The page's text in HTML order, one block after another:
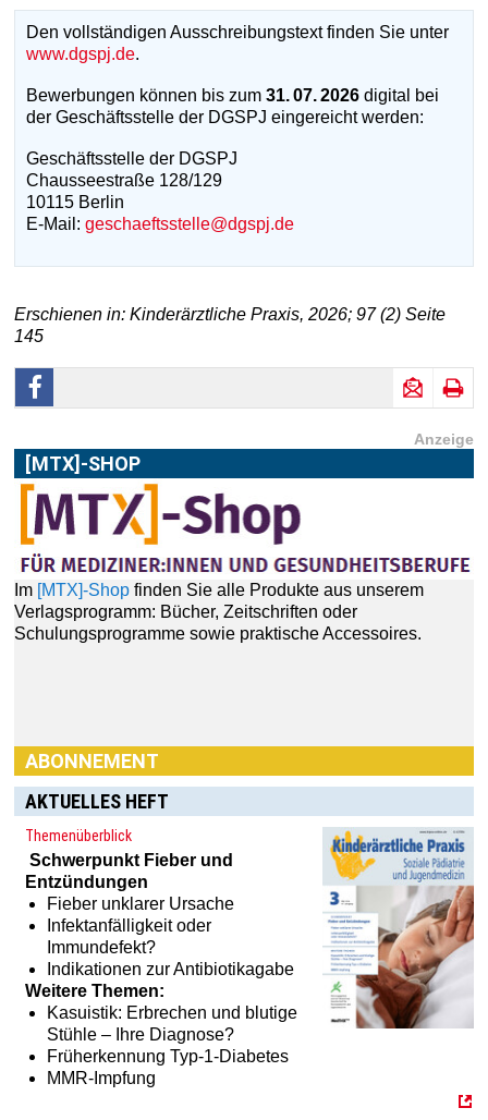
Den vollständigen Ausschreibungstext finden Sie unter
www.dgspj.de.
Bewerbungen können bis zum31. 07. 2026 digital bei
der Geschäftsstelle der DGSPJ eingereicht werden:
Geschäftsstelle der DGSPJ
Chausseestraße 128/129
10115 Berlin
E-Mail:geschaeftsstelle@dgspj.de
Erschienen in: Kinderärztliche Praxis, 2026; 97 (2) Seite
145
Anzeige
[MTX]-SHOP
Im [MTX]-Shop finden Sie alle Produkte aus unserem
Verlagsprogramm: Bücher, Zeitschriften oder
Schulungsprogramme sowie praktische Accessoires.
ABONNEMENT
AKTUELLES HEFT
Themenüberblick
Schwerpunkt Fieber und
Entzündungen
Fieber unklarer Ursache
Infektanfälligkeit oder
Immundefekt?
Indikationen zur Antibiotikagabe
Weitere Themen:
Kasuistik: Erbrechen und blutige
Stühle – Ihre Diagnose?
Früherkennung Typ-1-Diabetes
MMR-Impfung